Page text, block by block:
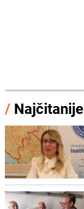
/ Najčitanije